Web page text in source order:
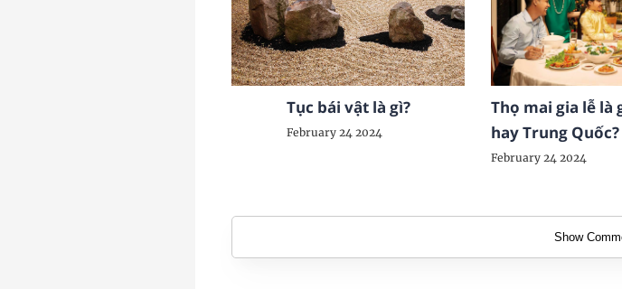
Tục bái vật là gì?
February 24 2024
Thọ mai gia lễ là
hay Trung Quốc?
February 24 2024
Show